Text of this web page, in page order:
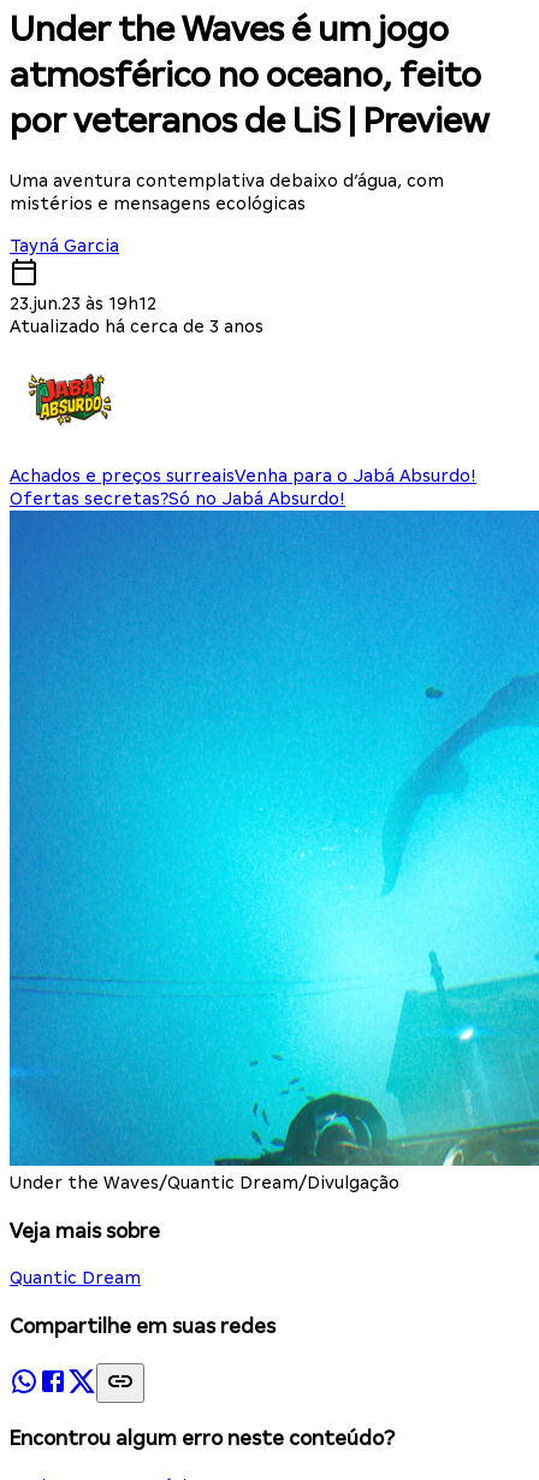
Under the Waves é um jogo
atmosférico no oceano, feito
por veteranos de LiS | Preview
Uma aventura contemplativa debaixo d’água, com
mistérios e mensagens ecológicas
Tayná Garcia
23.jun.23 às 19h12
Atualizado há cerca de 3 anos
Achados e preços surreaisVenha para o Jabá Absurdo!
Ofertas secretas?Só no Jabá Absurdo!
Under the Waves/Quantic Dream/Divulgação
Veja mais sobre
Quantic Dream
Compartilhe em suas redes
Encontrou algum erro neste conteúdo?